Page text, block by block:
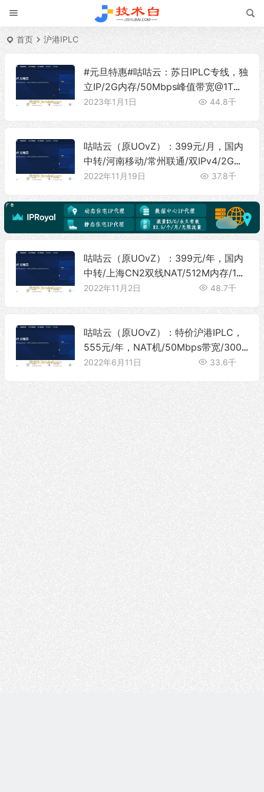
首页 沪港IPLC
#元旦特惠#咕咕云：苏日IPLC专线，独
立IP/2G内存/50Mbps峰值带宽@1T流
量，特价1500元/年
2023年1月1日 44.8千
咕咕云（原UOvZ）：399元/月，国内
中转/河南移动/常州联通/双IPv4/2G内
存/300Mbps带宽@10T流量
2022年11月19日 37.8千
咕咕云（原UOvZ）：399元/年，国内
中转/上海CN2双线NAT/512M内存/10
G SSD/50Mbps带宽@500G流量
2022年11月2日 48.7千
咕咕云（原UOvZ）：特价沪港IPLC，
555元/年，NAT机/50Mbps带宽/300
G流量，可选莞港IPLC/上海CN2/海外
2022年6月11日 33.6千